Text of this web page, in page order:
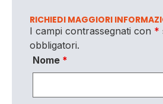
RICHIEDI MAGGIORI
I campi contrassegnati con *
obbligatori.
Nome *